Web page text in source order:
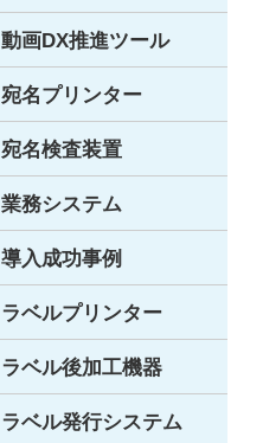
動画DX推進ツール
宛名プリンター
宛名検査装置
業務システム
導入成功事例
ラベルプリンター
ラベル後加工機器
ラベル発行システム